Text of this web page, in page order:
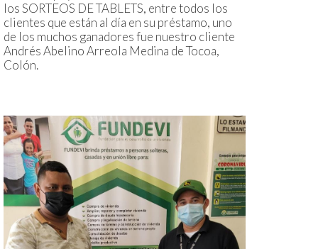
los SORTEOS DE TABLETS, entre todos los
clientes que están al día en su préstamo, uno
de los muchos ganadores fue nuestro cliente
Andrés Abelino Arreola Medina de Tocoa,
Colón.